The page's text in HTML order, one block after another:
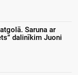
Saruna ar
dalinīkim Juoni